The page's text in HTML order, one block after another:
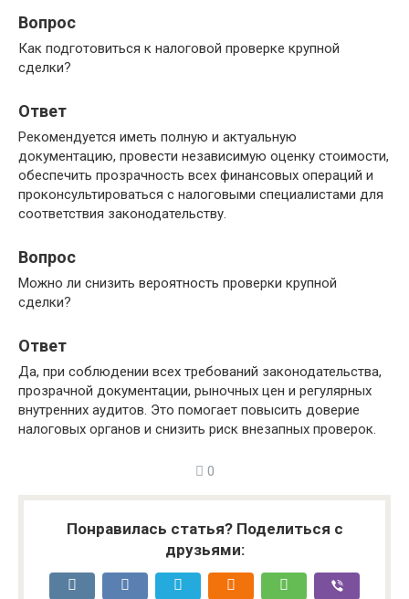
Вопрос
Как подготовиться к налоговой проверке крупной
сделки?
Ответ
Рекомендуется иметь полную и актуальную
документацию, провести независимую оценку стоимости,
обеспечить прозрачность всех финансовых операций и
проконсультироваться с налоговыми специалистами для
соответствия законодательству.
Вопрос
Можно ли снизить вероятность проверки крупной
сделки?
Ответ
Да, при соблюдении всех требований законодательства,
прозрачной документации, рыночных цен и регулярных
внутренних аудитов. Это помогает повысить доверие
налоговых органов и снизить риск внезапных проверок.
0
Понравилась статья? Поделиться с
друзьями: